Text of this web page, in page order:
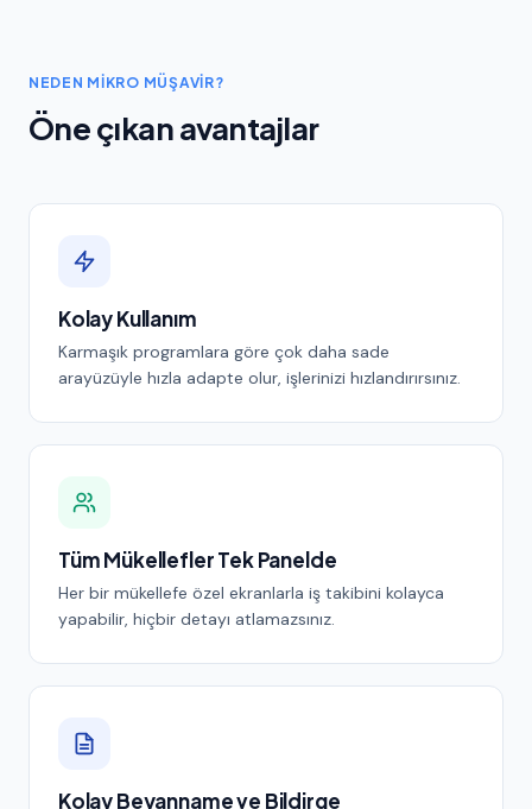
NEDEN MIKRO MÜŞAVIR?
Öne çıkan avantajlar
Kolay Kullanım
Karmaşık programlara göre çok daha sade
arayüzüyle hızla adapte olur, işlerinizi hızlandırırsınız.
Tüm Mükellefler Tek Panelde
Her bir mükellefe özel ekranlarla iş takibini kolayca
yapabilir, hiçbir detayı atlamazsınız.
Kolay Beyanname ve Bildirge